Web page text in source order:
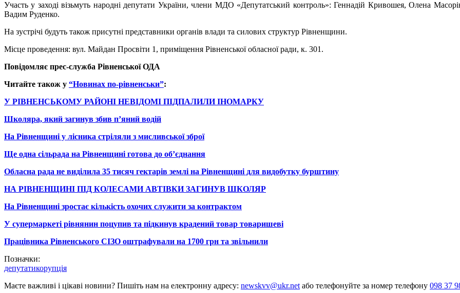
Участь у заході візьмуть народні депутати України, члени МДО «Депутатський контроль»: Геннадій Кривошея, Олена
Вадим Руденко.
На зустрічі будуть також присутні представники органів влади та силових структур Рівненщини.
Місце проведення: вул. Майдан Просвіти 1, приміщення Рівненської обласної ради, к. 301.
Повідомляє прес-служба Рівненської ОДА
Читайте також у “Новинах по-рівненськи”:
У РІВНЕНСЬКОМУ РАЙОНІ НЕВІДОМІ ПІДПАЛИЛИ ІНОМАРКУ
Школяра, який загинув збив п’яний водій
На Рівненщині у лісника стріляли з мисливської зброї
Ще одна сільрада на Рівненщині готова до об’єднання
Обласна рада не виділила 35 тисяч гектарів землі на Рівненщині для видобутку бурштину
НА РІВНЕНЩИНІ ПІД КОЛЕСАМИ АВТІВКИ ЗАГИНУВ ШКОЛЯР
На Рівненщині зростає кількість охочих служити за контрактом
У супермаркеті рівнянин поцупив та підкинув крадений товар товаришеві
Працівника Рівненського СІЗО оштрафували на 1700 грн та звільнили
Позначки:
депутатикорупція
Маєте важливі і цікаві новини? Пишіть нам на електронну адресу: newskvv@ukr.netабо телефонуйте за номер телефону 098 37